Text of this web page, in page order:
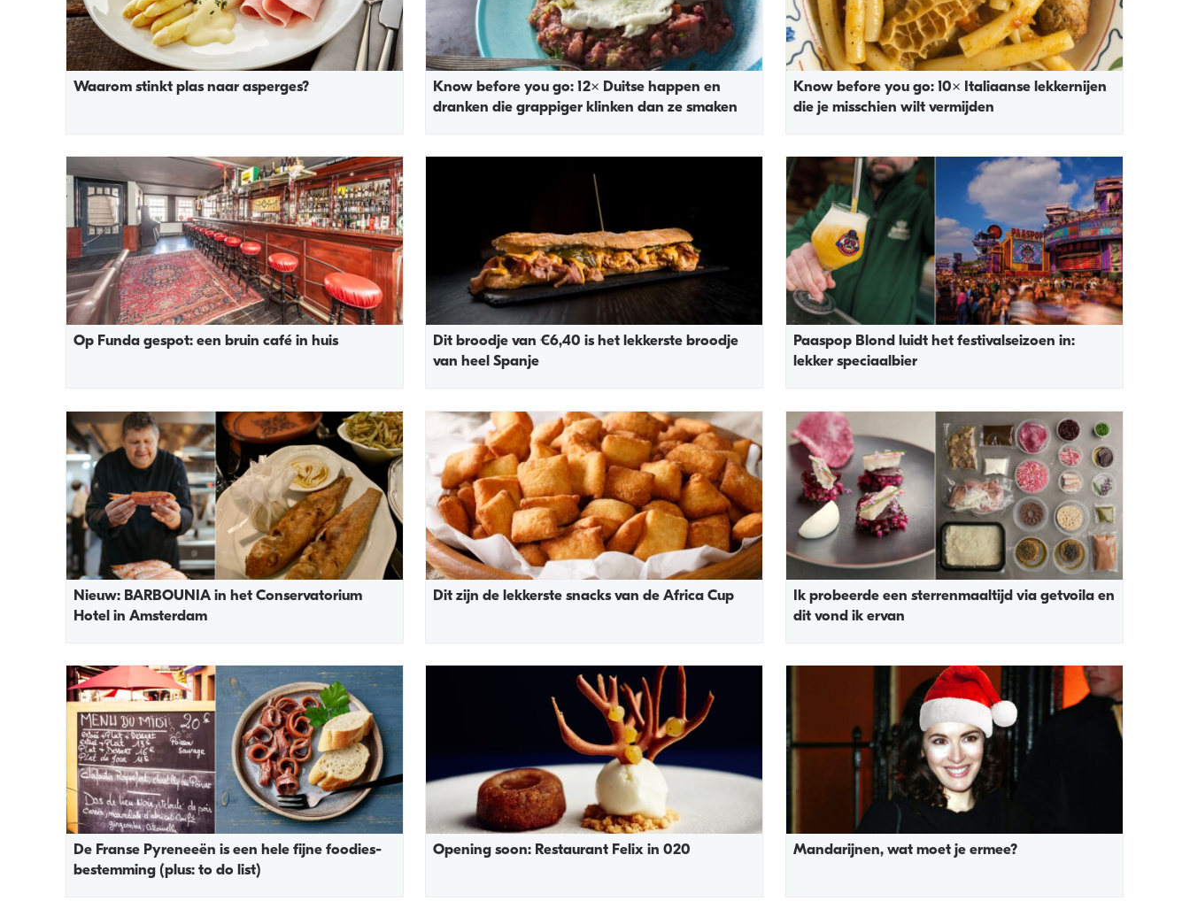
Waarom stinkt plas naar asperges?
Know before you go: 12x Duitse happen en
dranken die grappiger klinken dan ze smaken
Know before you go: 10x Italiaanse lekkernijen
die je misschien wilt vermijden
Op Funda gespot: een bruin café in huis
Dit broodje van €6,40 is het lekkerste broodje
van heel Spanje
Paaspop Blond luidt het festivalseizoen in:
lekker speciaalbier
Nieuw: BARBOUNIA in het Conservatorium
Hotel in Amsterdam
Dit zijn de lekkerste snacks van de Africa Cup
Ik probeerde een sterrenmaaltijd via getvoila en
dit vond ik ervan
De Franse Pyreneeën is een hele fijne foodies-
bestemming (plus: to do list)
Opening soon: Restaurant Felix in 020 Mandarijnen, wat moet je ermee?